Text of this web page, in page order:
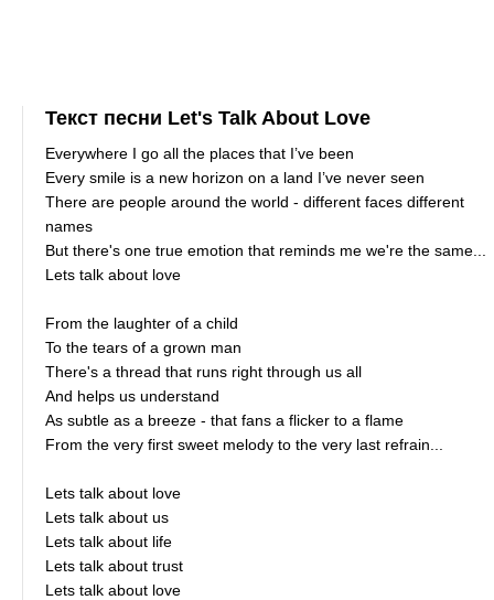
Текст песни Let's Talk About Love
Everywhere I go all the places that I’ve been
Every smile is a new horizon on a land I’ve never seen
There are people around the world - different faces different
names
But there's one true emotion that reminds me we're the same...
Lets talk about love
From the laughter of a child
To the tears of a grown man
There's a thread that runs right through us all
And helps us understand
As subtle as a breeze - that fans a flicker to a flame
From the very first sweet melody to the very last refrain...
Lets talk about love
Lets talk about us
Lets talk about life
Lets talk about trust
Lets talk about love